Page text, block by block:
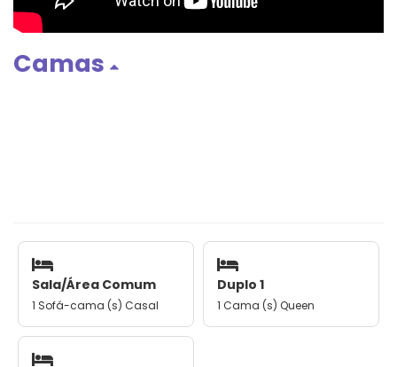
Camas
Sala/Área Comum
1 Sofá-cama (s) Casal
Duplo 1
1 Cama (s) Queen